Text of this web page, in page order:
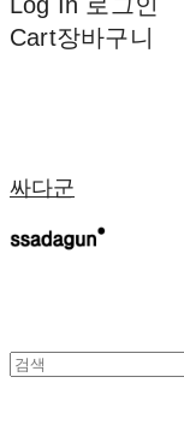
Cart장바구니
싸다군